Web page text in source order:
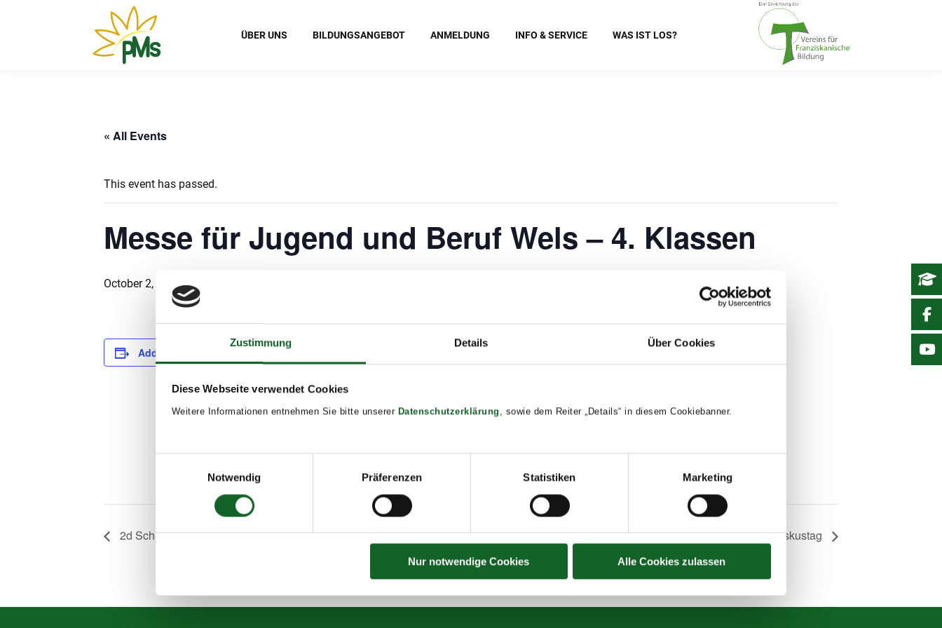
Zustimmung Details Über Cookies
Diese Webseite verwendet Cookies
Weitere Informationen entnehmen Sie bitte unserer Datenschutzerklärung , sowie dem Reiter „Details“ in diesem Cookiebanner.
Notwendig
Präferenzen Statistiken Marketing
Nur notwendige Cookies Alle Cookies zulassen
ÜBER UNS BILDUNGSANGEBOT ANMELDUNG INFO & SERVICE WAS IST LOS?
« All Events
This event has passed.
Messe für Jugend und Beruf Wels – 4. Klassen
October 2, 2025 @ 8:00
Add to calendar DETAILS
Time:
2025/26
2d Schule am Bauernhof Franziskustag